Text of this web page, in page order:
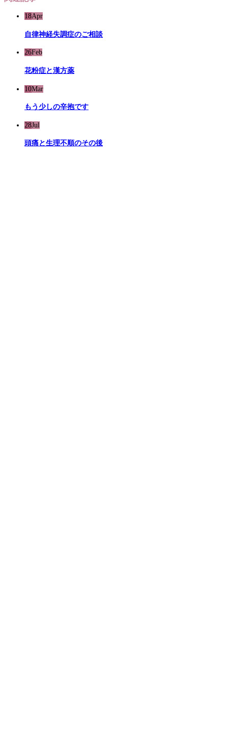
18Apr
自律神経失調症のご相談
26Feb
花粉症と漢方薬
10Mar
もう少しの辛抱です
28Jul
頭痛と生理不順のその後